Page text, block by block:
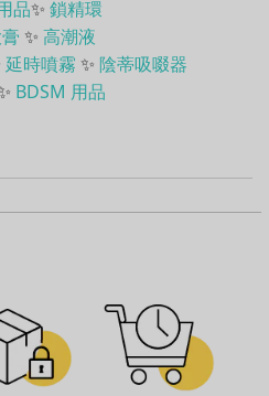
品✨ 鎖精環
✨ 高潮液
延時噴霧 ✨ 陰蒂吸啜器
BDSM 用品